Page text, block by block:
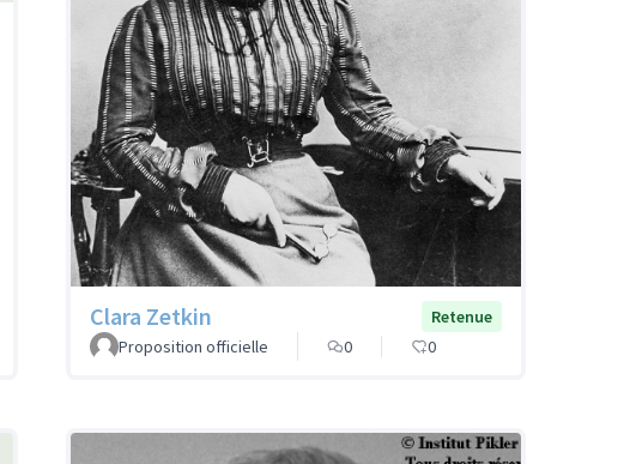
Clara Zetkin
Retenue
Proposition officielle
0 0